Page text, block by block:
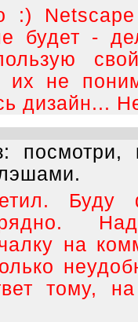
:)
будет -
их не
дизайн...
Буду
на
тому,